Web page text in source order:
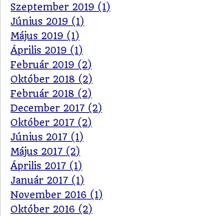
Szeptember 2019 (1)
Június 2019 (1)
Május 2019 (1)
Április 2019 (1)
Február 2019 (2)
Október 2018 (2)
Február 2018 (2)
December 2017 (2)
Október 2017 (2)
Június 2017 (1)
Május 2017 (2)
Április 2017 (1)
Január 2017 (1)
November 2016 (1)
Október 2016 (2)